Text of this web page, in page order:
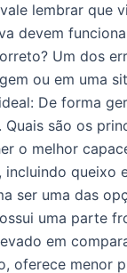
lembrar que
devem
Um dos
ou em uma
De forma
são os
o melhor
ser uma das
uma parte
em
oferece